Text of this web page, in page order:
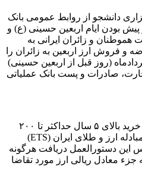
دانشجو از روابط عمومی بانک
پیش بودن ایام اربعین حسینی (ع) و
و زائران ایرانی به
و فروش ارز اربعین به زائران را
شنبه ۴ مردادماه تا ۲۲ مردادماه (روز قبل از اربعین حسینی)
صادرات و پست بانک عملیاتی
در این دوره به هر زائر متقاضی خرید بالای ۵ سال حداکثر تا ۲۰۰
هزار دینار به نرخ فروش مرکز مبادله ارز و طلای ایران (ETS)
دستورالعمل دریافت هرگونه
جزء معادل ریالی ارز مورد تقاضا